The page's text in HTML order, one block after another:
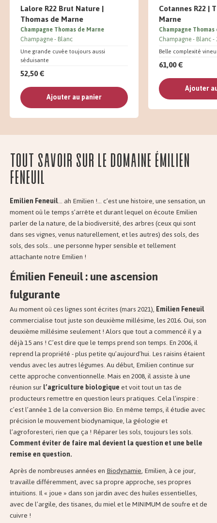
Lalore R22 Brut Nature |
Thomas de Marne
Une grande cuvée toujours aussi
séduisante
Champagne Thomas de Marne
Champagne Blanc
52,50 €
Ajouter au panier
Cotannes R22 |
Marne
Belle complexité
Champagne
Champagne Blanc
61,00 €
Ajouter
Tout savoir sur le domaine Émilien
Feneuil
Emilien Feneuil… ah Emilien !… c’est une histoire, une sensation, un
moment où le temps s’arrête et durant lequel on écoute Emilien
parler de la nature, de la biodiversité, des arbres (ceux qui sont
dans ses vignes, venus naturellement, et les autres) des sols, des
sols, des sols… une personne hyper sensible et tellement
attachante notre Emilien !
Émilien Feneuil : une ascension
fulgurante
Au moment où ces lignes sont écrites (mars 2021),Emilien Feneuil
commercialise tout juste son deuxième millésime, les 2016. Oui, son
deuxième millésime seulement ! Alors que tout a commencé il y a
déjà 15 ans ! C’est dire que le temps prend son temps. En 2006, il
reprend la propriété - plus petite qu’aujourd’hui. Les raisins étaient
vendus avec les autres légumes. Au début, Emilien continue sur
cette approche conventionnelle. Mais en 2008, il assiste à une
réunion surl’agriculture biologiqueet voit tout un tas de
producteurs remettre en question leurs pratiques. Cela l’inspire :
c’est l’année 1 de la conversion Bio. En même temps, il étudie avec
précision le mouvement biodynamique, la géologie et
l’agroforesteri, rien que ça ! Réparer les sols, toujours les sols.
Comment éviter de faire mal devient la question et une belle
remise en question.
Après de nombreuses années enBiodynamie, Emilien, à ce jour,
travaille différemment, avec sa propre approche, ses propres
intuitions. Il « joue » dans son jardin avec des huiles essentielles,
avec de l’argile, des tisanes, du miel et le MINIMUM de soufre et de
cuivre !